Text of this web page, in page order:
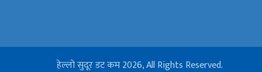
हेल्लो सुदूर डट कम 2026, All Rights Reserved.